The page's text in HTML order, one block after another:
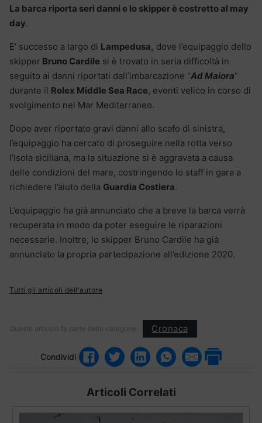
La barca riporta seri danni e lo skipper è costretto al may
day.
E’ successo a largo di Lampedusa, dove l’equipaggio dello
skipper Bruno Cardile si è trovato in seria difficoltà in
seguito ai danni riportati dall’imbarcazione “Ad Maiora”
durante il Rolex Middle Sea Race, eventi velico in corso di
svolgimento nel Mar Mediterraneo.
Dopo aver riportato gravi danni allo scafo di sinistra,
l’equipaggio ha cercato di proseguire nella rotta verso
l’isola siciliana, ma la situazione si è aggravata a causa
delle condizioni del mare, costringendo lo staff in gara a
richiedere l’aiuto della Guardia Costiera.
L’equipaggio ha già annunciato che a breve la barca verrà
recuperata in modo da poter eseguire le riparazioni
necessarie. Inoltre, lo skipper Bruno Cardile ha già
annunciato la propria partecipazione all’edizione 2020.
Tutti gli articoli dell'autore
Questo articolo fa parte delle categorie: Cronaca
Condividi
Articoli Correlati